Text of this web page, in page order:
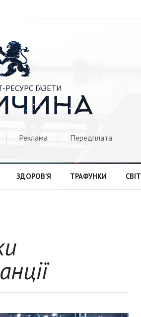
РЕСУРС ГАЗЕТИ
Реклама Передплата
ЗДОРОВ’Я ТРАФУНКИ СВІТ